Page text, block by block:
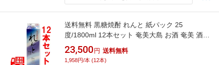
送料無料 黒糖焼酎 れんと 紙パック 25
度/1800ml 12本セット 奄美大島 お酒 奄美 酒
鹿児島
23,500 円 送料無料
1,958円/本 (12本)